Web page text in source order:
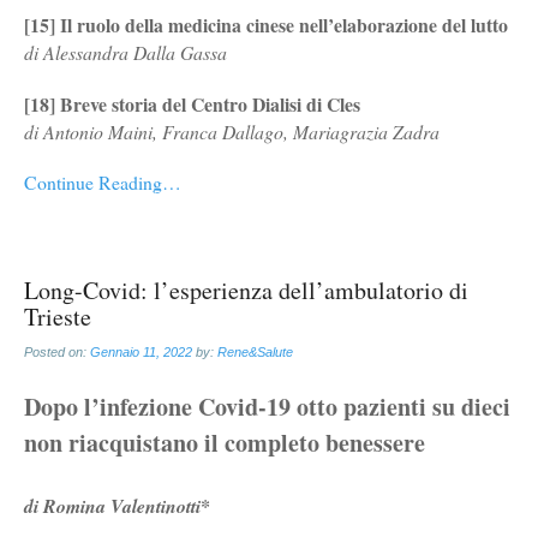
[15] Il ruolo della medicina cinese nell’elaborazione del lutto
di Alessandra Dalla Gassa
[18] Breve storia del Centro Dialisi di Cles
di Antonio Maini, Franca Dallago, Mariagrazia Zadra
Continue Reading…
Long-Covid: l’esperienza dell’ambulatorio di
Trieste
Posted on: Gennaio 11, 2022 by: Rene&Salute
Dopo l’infezione Covid-19 otto pazienti su dieci
non riacquistano il completo benessere
di Romina Valentinotti*